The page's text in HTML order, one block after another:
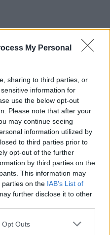
My Personal
sharing to third parties, or
information for
use the below opt-out
Please note that after your
may continue seeing
information utilized by
to third parties prior to
opt-out of the further
by third parties on the
This information may
parties on the IAB’s List of
further disclose it to other
Opt Outs